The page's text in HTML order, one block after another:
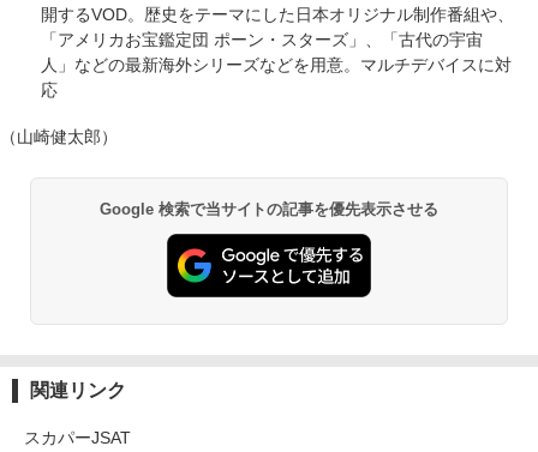
開するVOD。歴史をテーマにした日本オリジナル制作番組や、
「アメリカお宝鑑定団 ポーン・スターズ」、「古代の宇宙
人」などの最新海外シリーズなどを用意。マルチデバイスに対
応
（山崎健太郎）
Google 検索で当サイトの記事を優先表示させる
関連リンク
スカパーJSAT